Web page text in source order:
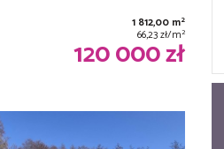
1 812,00 m2
66,23 zł/m2
120 000 zł